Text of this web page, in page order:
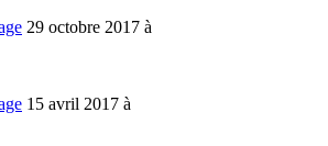
29 octobre 2017 à
15 avril 2017 à